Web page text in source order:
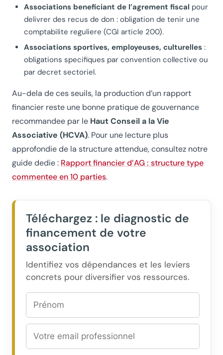
Associations beneficiant de l’agrement fiscal pour
delivrer des recus de don : obligation de tenir une
comptabilite reguliere (CGI article 200).
Associations sportives, employeuses, culturelles :
obligations specifiques par convention collective ou
par decret sectoriel.
Au-dela de ces seuils, la production d’un rapport
financier reste une bonne pratique de gouvernance
recommandee par le Haut Conseil a la Vie
Associative (HCVA). Pour une lecture plus
approfondie de la structure attendue, consultez notre
guide dedie : Rapport financier d’AG : structure type
commentee en 10 parties.
Téléchargez : le diagnostic de
financement de votre
association
Identifiez vos dépendances et les leviers
concrets pour diversifier vos ressources.